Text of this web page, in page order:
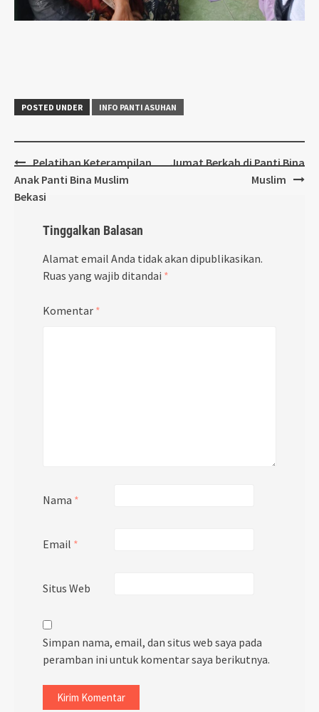
POSTED UNDER INFO PANTI ASUHAN
Post
navigation
Pelatihan Keterampilan
Anak Panti Bina Muslim
Bekasi
Jumat Berkah di Panti Bina
Muslim
Tinggalkan Balasan
Alamat email Anda tidak akan dipublikasikan.
Ruas yang wajib ditandai *
Komentar *
Nama *
Email *
Situs Web
Simpan nama, email, dan situs web saya pada
peramban ini untuk komentar saya berikutnya.